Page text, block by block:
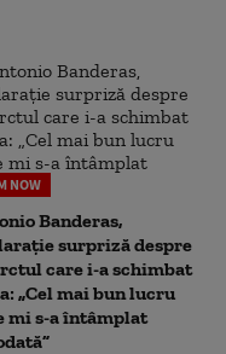
NOW
Banderas,
surpriză despre
care i-a schimbat
„Cel mai bun lucru
mi s-a întâmplat